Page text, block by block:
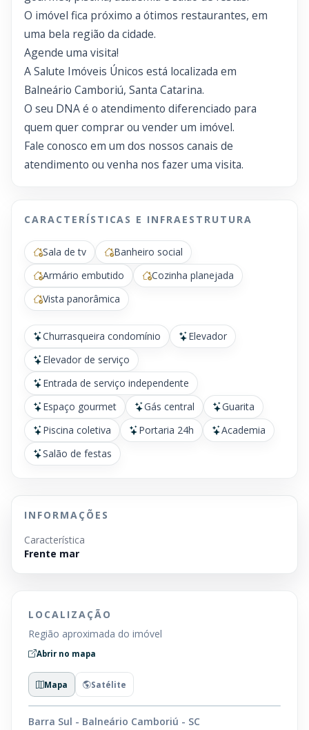
O imóvel fica próximo a ótimos restaurantes, em
uma bela região da cidade.
Agende uma visita!
A Salute Imóveis Únicos está localizada em
Balneário Camboriú, Santa Catarina.
O seu DNA é o atendimento diferenciado para
quem quer comprar ou vender um imóvel.
Fale conosco em um dos nossos canais de
atendimento ou venha nos fazer uma visita.
CARACTERÍSTICAS E INFRAESTRUTURA
Sala de tv
Banheiro social
Armário embutido
Cozinha planejada
Vista panorâmica
Churrasqueira condomínio
Elevador
Elevador de serviço
Entrada de serviço independente
Espaço gourmet
Gás central
Guarita
Piscina coletiva
Portaria 24h
Academia
Salão de festas
INFORMAÇÕES
Característica
Frente mar
LOCALIZAÇÃO
Região aproximada do imóvel
Abrir no mapa
Mapa Satélite
Barra Sul - Balneário Camboriú - SC